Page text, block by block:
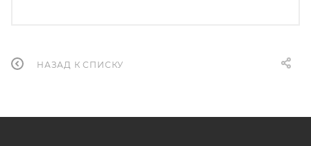
НАЗАД К СПИСКУ